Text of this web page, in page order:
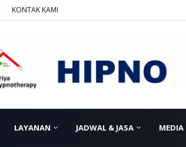
KONTAK KAMI
LAYANAN JADWAL & JASA MEDIA